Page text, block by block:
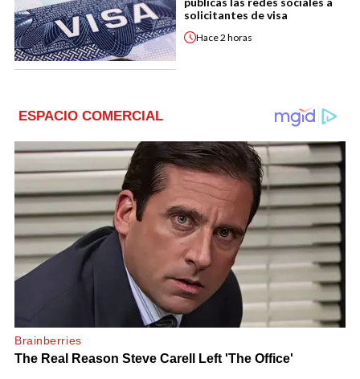
solicitantes de visa
Hace2 horas